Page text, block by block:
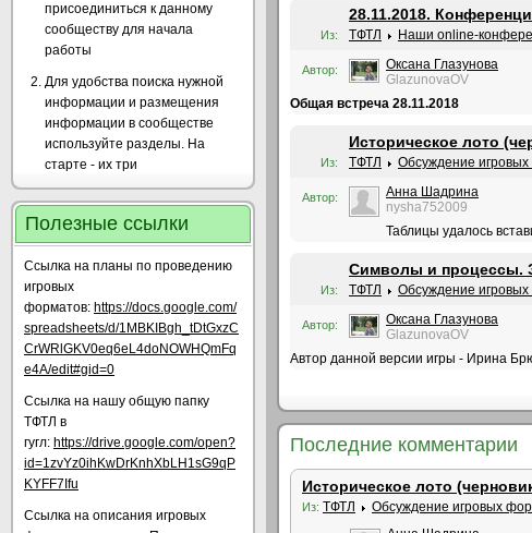
присоединиться к данному
сообществу для начала
работы
Для удобства поиска нужной
информации и размещения
информации в сообществе
используйте разделы. На
старте - их три
Полезные ссылки
Ссылка на планы по проведению
игровых
форматов: https://docs.google.com/
spreadsheets/d/1MBKIBgh_tDtGxzC
CrWRlGKV0eq6eL4doNOWHQmFq
e4A/edit#gid=0
Ссылка на нашу общую папку
ТФТЛ в
гугл: https://drive.google.com/open?
id=1zvYz0ihKwDrKnhXbLH1sG9qP
KYFF7Ifu
Ссылка на описания игровых
28.11.2018.
Из: ТФТЛ Наши online-
Автор:
Оксана Глазунова
GlazunovaOV
Общая встреча 28.11.2018
Историческое лото
Из: ТФТЛ Обсуждение
Автор:
Анна Шадрина
nysha752009
Таблицы удалось
Символы и процессы.
Из: ТФТЛ Обсуждение
Автор:
Оксана Глазунова
GlazunovaOV
Автор данной версии игры - Ирина
Последние комментарии
Историческое лото
Из: ТФТЛ
Обсуждение игровых